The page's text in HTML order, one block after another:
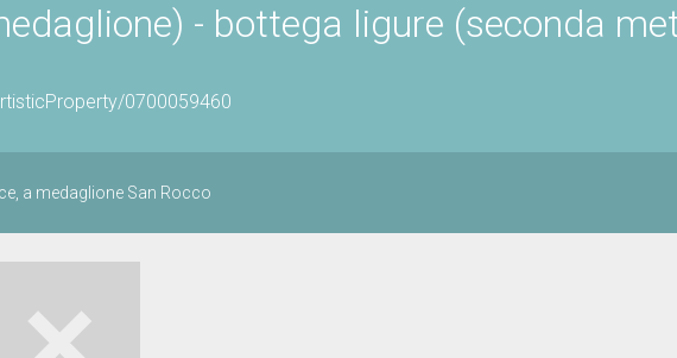
- bottega ligure (seconda
0700059460
a medaglione San Rocco